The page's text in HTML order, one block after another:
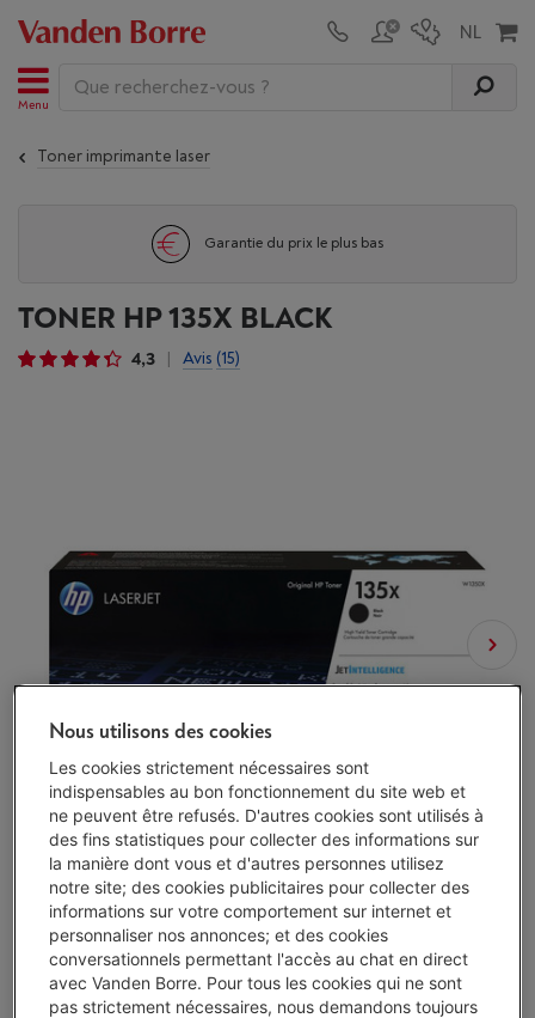
Menu
Toner imprimante laser
Garantie du prix le plus bas
TONER HP 135X BLACK
4,3 Avis (15)
Nous utilisons des cookies
Les cookies strictement nécessaires sont
indispensables au bon fonctionnement du site web et
ne peuvent être refusés. D'autres cookies sont utilisés à
des fins statistiques pour collecter des informations sur
la manière dont vous et d'autres personnes utilisez
notre site; des cookies publicitaires pour collecter des
informations sur votre comportement sur internet et
personnaliser nos annonces; et des cookies
conversationnels permettant l'accès au chat en direct
avec Vanden Borre. Pour tous les cookies qui ne sont
pas strictement nécessaires, nous demandons toujours